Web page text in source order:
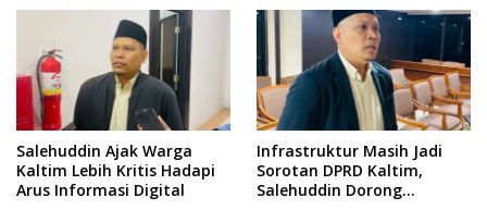
Salehuddin Ajak Warga
Kaltim Lebih Kritis Hadapi
Arus Informasi Digital
Infrastruktur Masih Jadi
Sorotan DPRD Kaltim,
Salehuddin Dorong